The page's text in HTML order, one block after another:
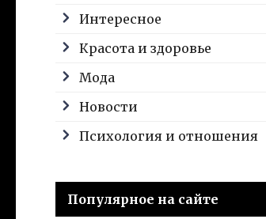
Интересное
Красота и здоровье
Мода
Новости
Психология и отношения
Популярное на сайте